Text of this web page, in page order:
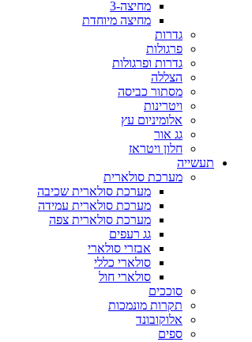
מחיצה-3
מחיצה מיוחדת
גדרות
פרגולות
גדרות ופרגולות
הצללה
מסתור כביסה
ויטרינות
אלומיניום עץ
גג אור
חלון ויטראז
תעשייה
מערכת סולארית
מערכת סולארית שכיבה
מערכת סולארית עמידה
מערכת סולארית צפה
גג רעפים
אבזרי סולארי
סולארי כללי
סולארי חול
סוככים
תקרות מונמכות
אלוקובונד
ספים